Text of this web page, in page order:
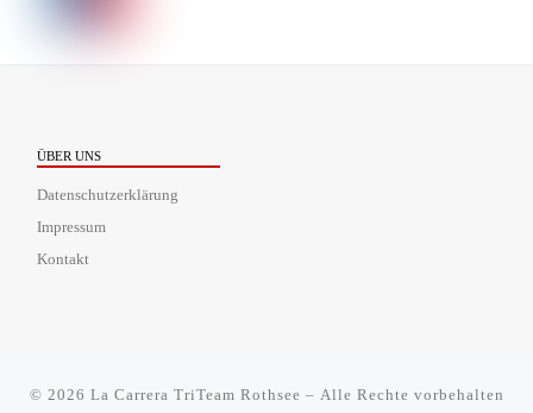
ÜBER UNS
Datenschutzerklärung
Impressum
Kontakt
© 2026 La Carrera TriTeam Rothsee – Alle Rechte vorbehalten